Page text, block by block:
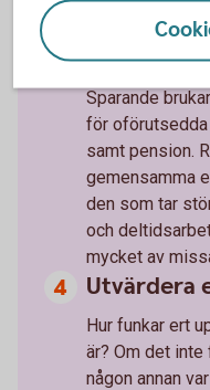
Inkludera
Sparande
för
samt pension.
gemensamma
den som tar
och
mycket av
Utvärdera
Hur funkar ert
är? Om det
någon annan